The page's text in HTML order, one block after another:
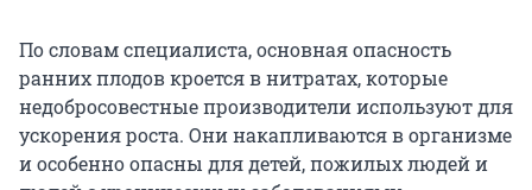
По словам специалиста, основная опасность
ранних плодов кроется в нитратах, которые
недобросовестные производители используют для
ускорения роста. Они накапливаются в организме
и особенно опасны для детей, пожилых людей и